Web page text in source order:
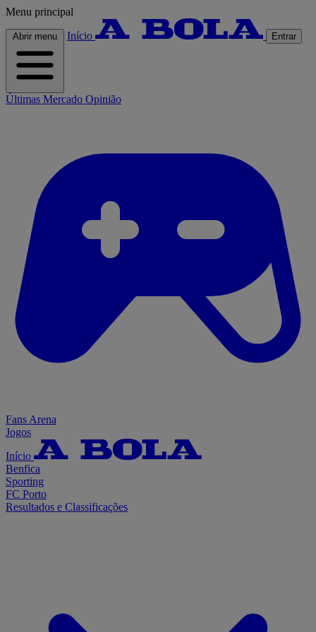
Menu principal
Abrir menu Início Entrar
Últimas Mercado Opinião
Fans Arena
Jogos
Início
Benfica
Sporting
FC Porto
Resultados e Classificações